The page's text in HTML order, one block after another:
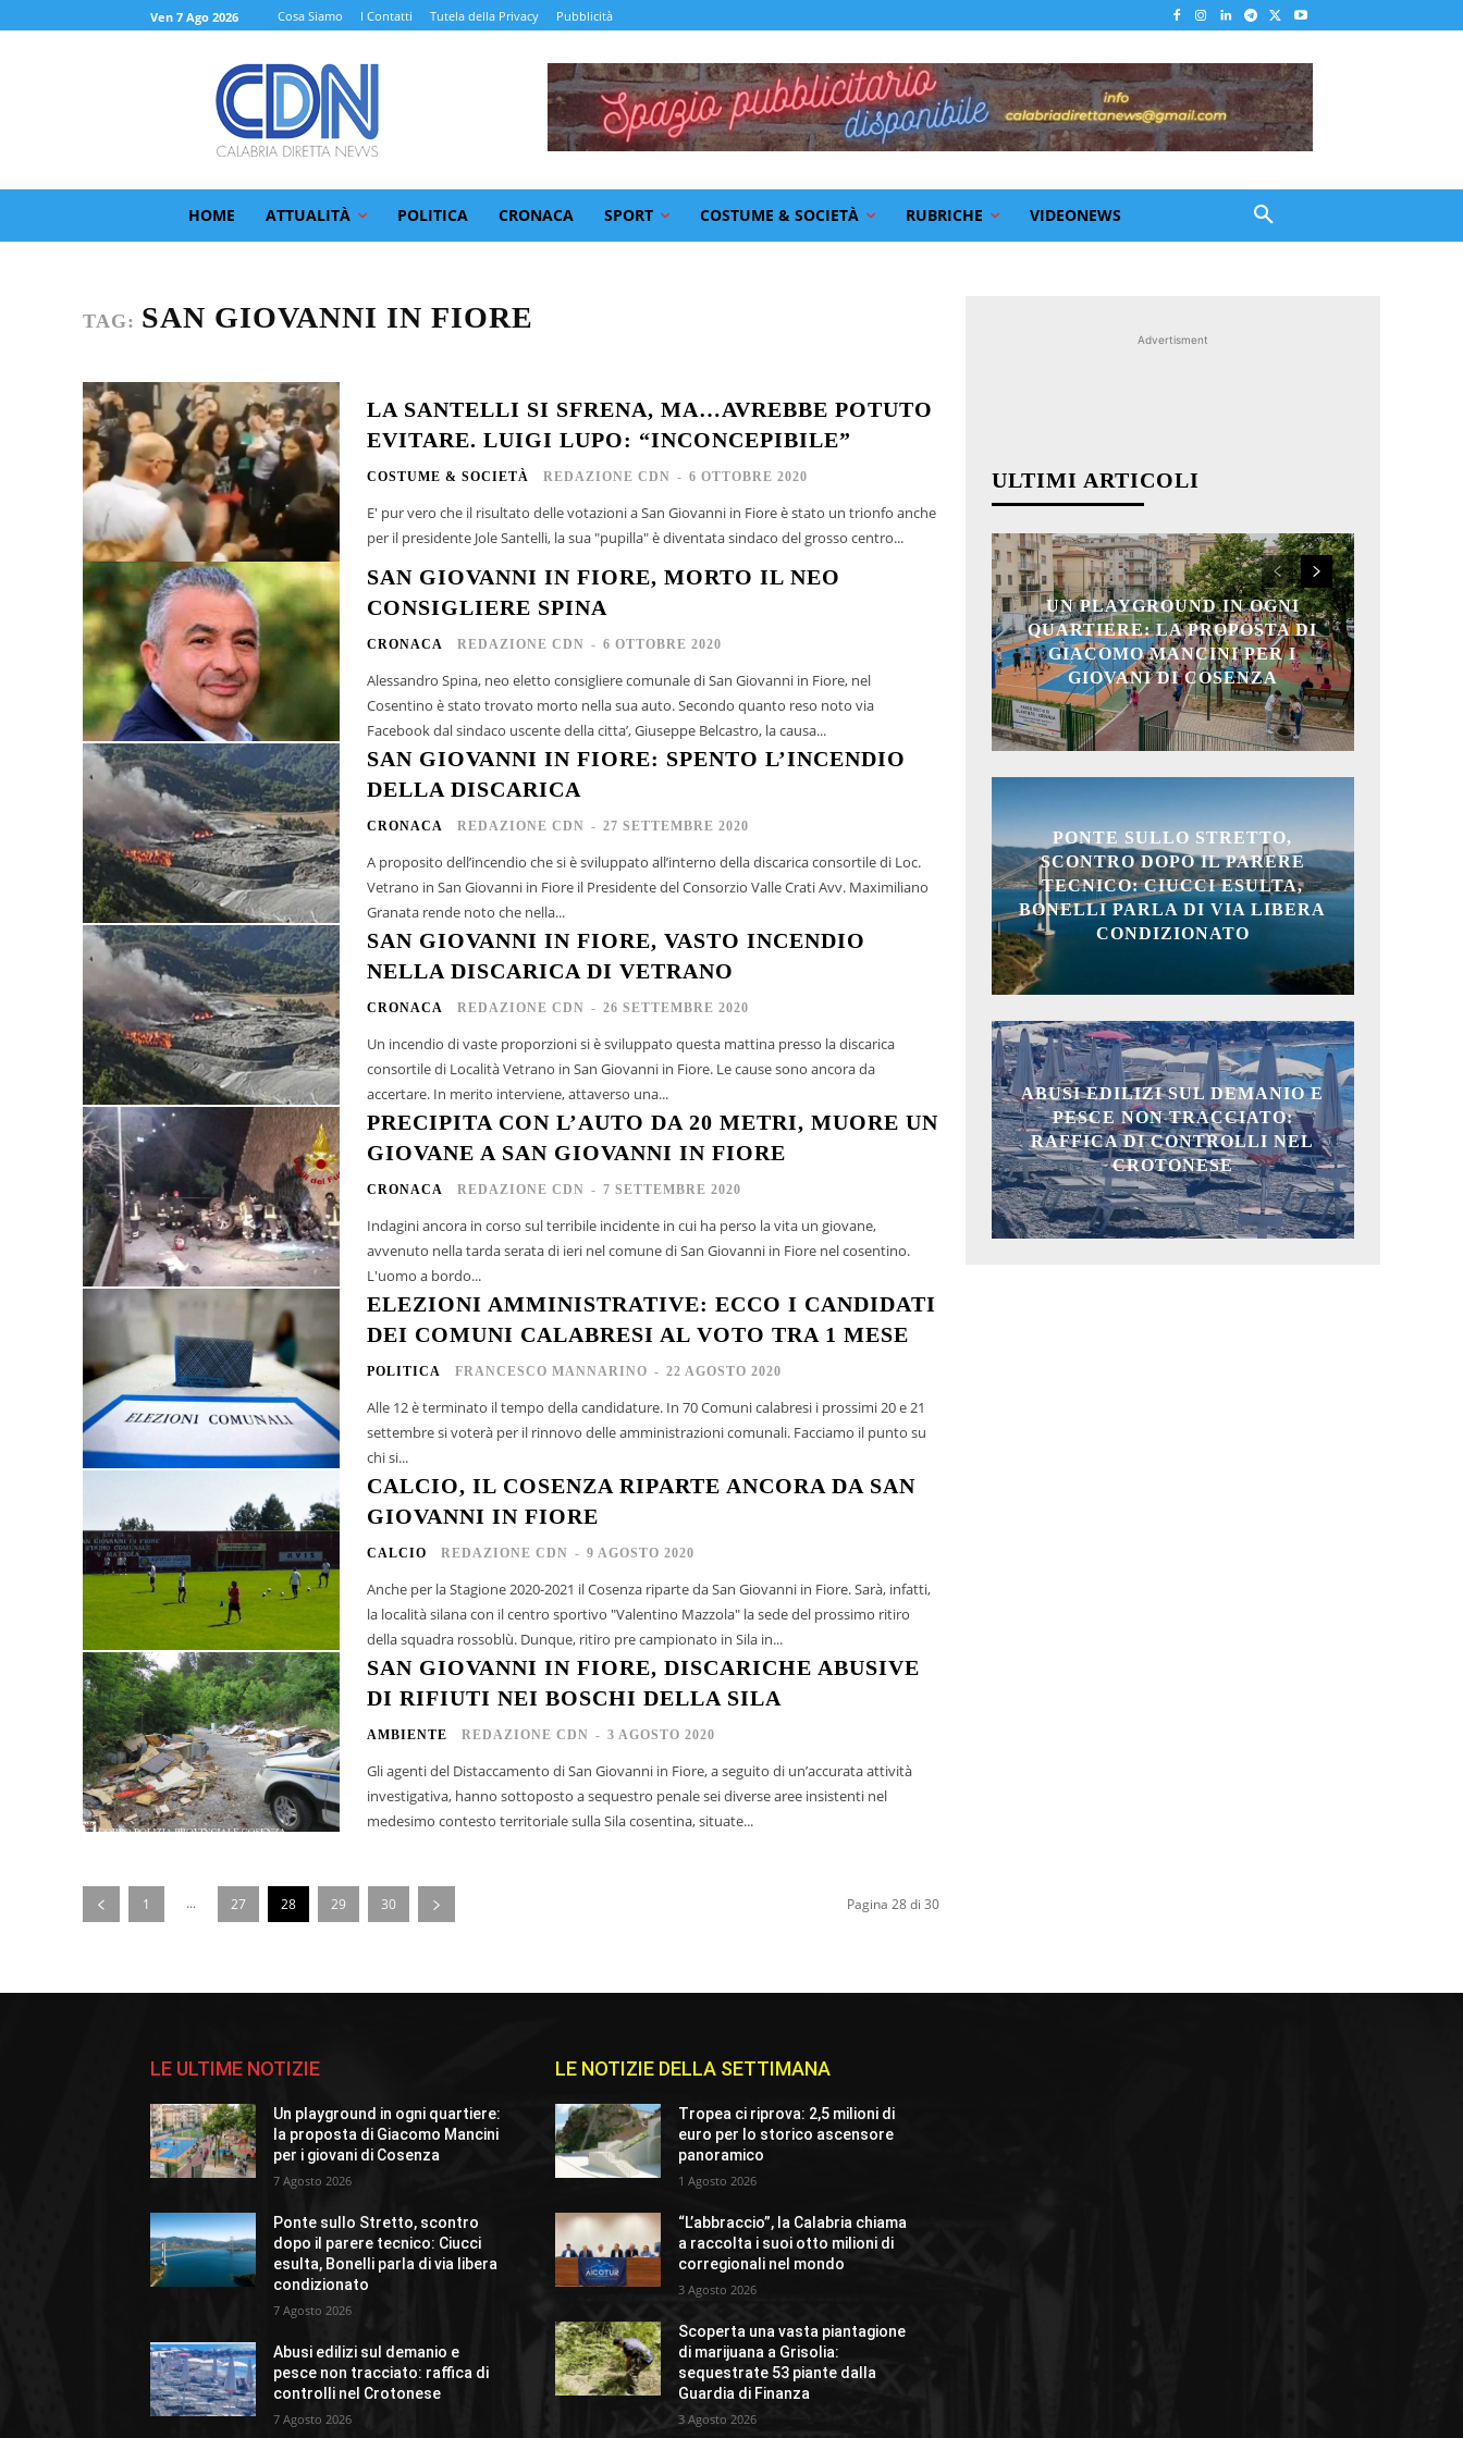
Ven 7 Ago 2026 Cosa Siamo I Contatti Tutela della Privacy Pubblicità
HOME ATTUALITÀ POLITICA CRONACA SPORT COSTUME & SOCIETÀ RUBRICHE VIDEONEWS
TAG: SAN GIOVANNI IN FIORE
LA SANTELLI SI SFRENA, MA…AVREBBE POTUTO
EVITARE. LUIGI LUPO: “INCONCEPIBILE”
COSTUME & SOCIETÀ REDAZIONE CDN - 6 OTTOBRE 2020
E' pur vero che il risultato delle votazioni a San Giovanni in Fiore è stato un trionfo anche
per il presidente Jole Santelli, la sua "pupilla" è diventata sindaco del grosso centro...
SAN GIOVANNI IN FIORE, MORTO IL NEO
CONSIGLIERE SPINA
CRONACA REDAZIONE CDN - 6 OTTOBRE 2020
Alessandro Spina, neo eletto consigliere comunale di San Giovanni in Fiore, nel
Cosentino è stato trovato morto nella sua auto. Secondo quanto reso noto via
Facebook dal sindaco uscente della citta’, Giuseppe Belcastro, la causa...
SAN GIOVANNI IN FIORE: SPENTO L’INCENDIO
DELLA DISCARICA
CRONACA REDAZIONE CDN - 27 SETTEMBRE 2020
A proposito dell’incendio che si è sviluppato all’interno della discarica consortile di Loc.
Vetrano in San Giovanni in Fiore il Presidente del Consorzio Valle Crati Avv. Maximiliano
Granata rende noto che nella...
SAN GIOVANNI IN FIORE, VASTO INCENDIO
NELLA DISCARICA DI VETRANO
CRONACA REDAZIONE CDN - 26 SETTEMBRE 2020
Un incendio di vaste proporzioni si è sviluppato questa mattina presso la discarica
consortile di Località Vetrano in San Giovanni in Fiore. Le cause sono ancora da
accertare. In merito interviene, attaverso una...
PRECIPITA CON L’AUTO DA 20 METRI, MUORE UN
GIOVANE A SAN GIOVANNI IN FIORE
CRONACA REDAZIONE CDN - 7 SETTEMBRE 2020
Indagini ancora in corso sul terribile incidente in cui ha perso la vita un giovane,
avvenuto nella tarda serata di ieri nel comune di San Giovanni in Fiore nel cosentino.
L'uomo a bordo...
ELEZIONI AMMINISTRATIVE: ECCO I CANDIDATI
DEI COMUNI CALABRESI AL VOTO TRA 1 MESE
POLITICA FRANCESCO MANNARINO - 22 AGOSTO 2020
Alle 12 è terminato il tempo della candidature. In 70 Comuni calabresi i prossimi 20 e 21
settembre si voterà per il rinnovo delle amministrazioni comunali. Facciamo il punto su
chi si...
CALCIO, IL COSENZA RIPARTE ANCORA DA SAN
GIOVANNI IN FIORE
CALCIO REDAZIONE CDN - 9 AGOSTO 2020
Anche per la Stagione 2020-2021 il Cosenza riparte da San Giovanni in Fiore. Sarà, infatti,
la località silana con il centro sportivo "Valentino Mazzola" la sede del prossimo ritiro
della squadra rossoblù. Dunque, ritiro pre campionato in Sila in...
SAN GIOVANNI IN FIORE, DISCARICHE ABUSIVE
DI RIFIUTI NEI BOSCHI DELLA SILA
AMBIENTE REDAZIONE CDN - 3 AGOSTO 2020
Gli agenti del Distaccamento di San Giovanni in Fiore, a seguito di un’accurata attività
investigativa, hanno sottoposto a sequestro penale sei diverse aree insistenti nel
medesimo contesto territoriale sulla Sila cosentina, situate...
1 ... 27 28 29 30 Pagina 28 di 30
Advertisment
ULTIMI ARTICOLI
UN PLAYGROUND IN OGNI
QUARTIERE: LA PROPOSTA DI
GIACOMO MANCINI PER I
GIOVANI DI COSENZA
PONTE SULLO STRETTO,
SCONTRO DOPO IL PARERE
TECNICO: CIUCCI ESULTA,
BONELLI PARLA DI VIA LIBERA
CONDIZIONATO
ABUSI EDILIZI SUL DEMANIO E
PESCE NON TRACCIATO:
RAFFICA DI CONTROLLI NEL
CROTONESE
LE ULTIME NOTIZIE
Un playground in ogni quartiere:
la proposta di Giacomo Mancini
per i giovani di Cosenza
7 Agosto 2026
Ponte sullo Stretto, scontro
dopo il parere tecnico: Ciucci
esulta, Bonelli parla di via libera
condizionato
7 Agosto 2026
Abusi edilizi sul demanio e
pesce non tracciato: raffica di
controlli nel Crotonese
7 Agosto 2026
LE NOTIZIE DELLA SETTIMANA
Tropea ci riprova: 2,5 milioni di
euro per lo storico ascensore
panoramico
1 Agosto 2026
“L’abbraccio”, la Calabria chiama
a raccolta i suoi otto milioni di
corregionali nel mondo
3 Agosto 2026
Scoperta una vasta piantagione
di marijuana a Grisolia:
sequestrate 53 piante dalla
Guardia di Finanza
3 Agosto 2026